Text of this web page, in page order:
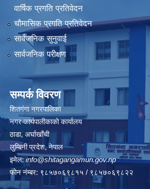
वार्षिक प्रगति प्रतिवेदन
चौमासिक प्रगति प्रतिवेदन
सार्वजनिक सुनुवाई
सार्वजनिक परीक्षण
सम्पर्क विवरण
शितगंगा नगरपालिका
नगर कार्यपालीकाकाे कार्यालय
ठाडा, अर्घाखाँची
लुम्बिनी प्रदेश, नेपाल
इमेल: info@shitagangamun.gov.np
फोन नंम्बर: ९८५७०६९८१५ / ९८५७०६९८२२